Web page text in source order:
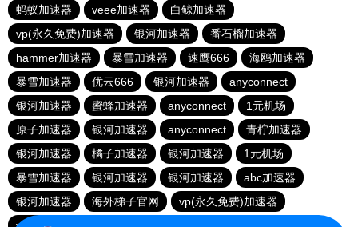
蚂蚁加速器
veee加速器
白鲸加速器
vp(永久免费)加速器
银河加速器
番石榴加速器
hammer加速器
暴雪加速器 速鹰666
海鸥加速器
暴雪加速器
优云666 银河加速器
anyconnect
银河加速器
蜜蜂加速器 anyconnect
1元机场
原子加速器
银河加速器 anyconnect
青柠加速器
银河加速器
橘子加速器 银河加速器
1元机场
暴雪加速器
银河加速器 银河加速器
abc加速器
银河加速器
海外梯子官网
vp(永久免费)加速器